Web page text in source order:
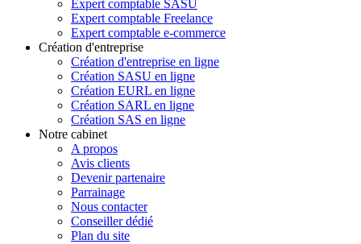
Expert comptable SASU
Expert comptable Freelance
Expert comptable e-commerce
Création d'entreprise
Création d'entreprise en ligne
Création SASU en ligne
Création EURL en ligne
Création SARL en ligne
Création SAS en ligne
Notre cabinet
A propos
Avis clients
Devenir partenaire
Parrainage
Nous contacter
Conseiller dédié
Plan du site